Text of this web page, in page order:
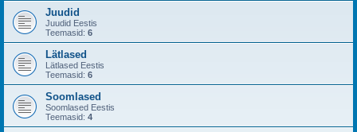
Juudid
Juudid Eestis
Teemasid: 6
Lätlased
Lätlased Eestis
Teemasid: 6
Soomlased
Soomlased Eestis
Teemasid: 4